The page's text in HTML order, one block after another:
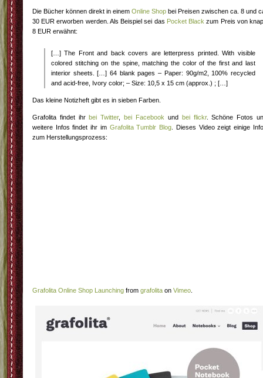
Die Bücher können direkt in einem Online Shop bei Preisen zwischen ca. 8 und
30 EUR erworben werden. Als Beispiel sei das Pocket Black zum Preis von
8 EUR erwähnt:
[…] The Front and back covers are letterpress printed. With visible
colored stitching on the spine, matching the color of the first and last
interior sheets. […] 64 blank pages – Paper: 90g/m2, 100% recycled
and acid-free, Ivory color; – Size: 10,5 x 15 cm (approx.) ; […]
Das kleine Notizheft gibt es in sieben Farben.
Grafolita findet ihrbei Twitter,bei Facebook und bei flickr. Schöne Fotos
weitere Infos findet ihr im Grafolita Tumblr Blog . Dieses Video zeigt einige
zum Herstellungsprozess:
Grafolita Online Shop Launching from grafolita on Vimeo